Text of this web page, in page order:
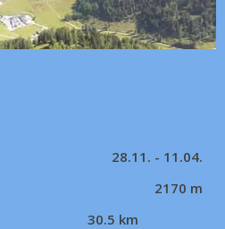
28.11. - 11.04.
2170 m
30.5 km